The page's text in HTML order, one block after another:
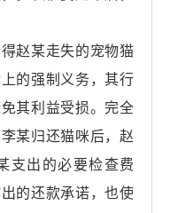
赵某走失的宠物猫
的强制义务，其行
其利益受损。完全
某归还猫咪后，赵
支出的必要检查费
的还款承诺，也使